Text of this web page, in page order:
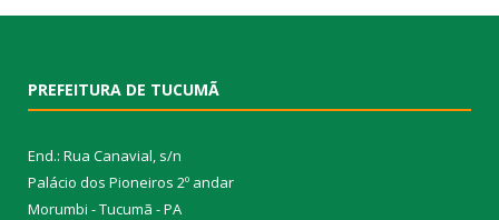
PREFEITURA DE TUCUMÃ
End.: Rua Canavial, s/n
Palácio dos Pioneiros 2º andar
Morumbi - Tucumã - PA